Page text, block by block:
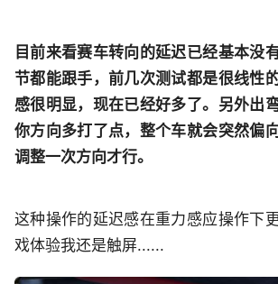
目前来看赛车转向的延迟已经基本没
节都能跟手，前几次测试都是很线性
感很明显，现在已经好多了。另外出
你方向多打了点，整个车就会突然偏
调整一次方向才行。
这种操作的延迟感在重力感应操作下
戏体验我还是触屏......